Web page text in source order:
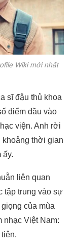
Wiki mới nhất
sĩ đậu thủ khoa
điểm đầu vào
viện. Anh rời
khoảng thời gian
ấy.
liên quan
tập trung vào sự
của mùa
Việt Nam: